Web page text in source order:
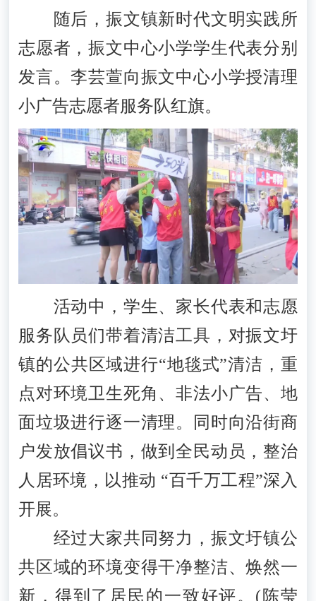
随后，振文镇新时代文明实践所
志愿者，振文中心小学学生代表分别
发言。李芸萱向振文中心小学授清理
小广告志愿者服务队红旗。
活动中，学生、家长代表和志愿
服务队员们带着清洁工具，对振文圩
镇的公共区域进行“地毯式”清洁，重
点对环境卫生死角、非法小广告、地
面垃圾进行逐一清理。同时向沿街商
户发放倡议书，做到全民动员，整治
人居环境，以推动 “百千万工程”深入
开展。
经过大家共同努力，振文圩镇公
共区域的环境变得干净整洁、焕然一
新，得到了居民的一致好评。(陈莹